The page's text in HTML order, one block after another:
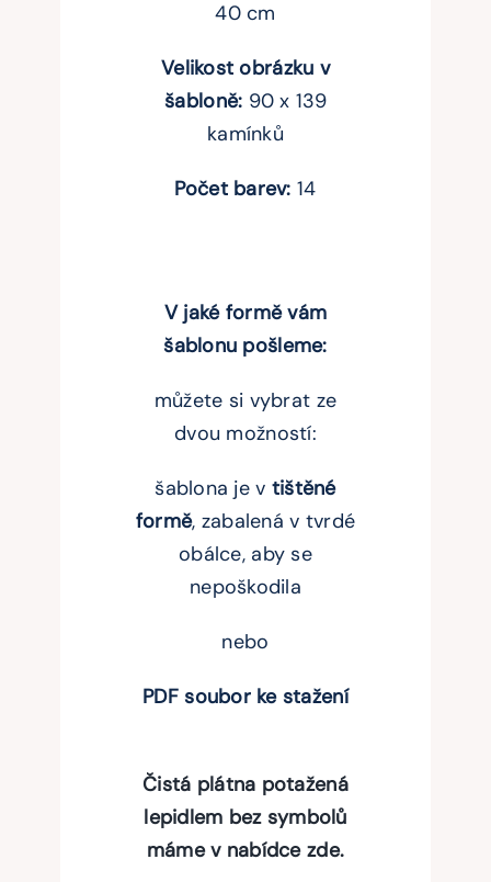
40 cm
Velikost obrázku v
šabloně: 90 x 139
kamínků
Počet barev: 14
V jaké formě vám
šablonu pošleme:
můžete si vybrat ze
dvou možností:
šablona je v tištěné
formě, zabalená v tvrdé
obálce, aby se
nepoškodila
nebo
PDF soubor ke stažení
Čistá plátna potažená
lepidlem bez symbolů
máme v nabídce zde.